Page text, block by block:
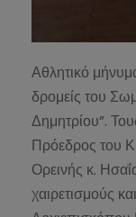
Αθλητικό
δρομείς του
Δημητρίου”.
Πρόεδρος του
Ορεινής κ.
χαιρετισμούς